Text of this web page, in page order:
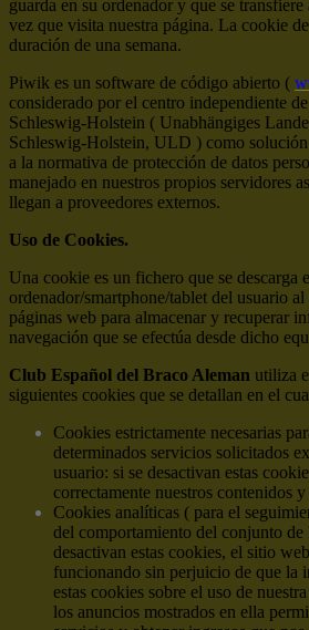
guarda en su ordenador y que se
vez que visita nuestra página. La cookie
duración de una semana.
Piwik es un software de código abierto (
considerado por el centro independiente
Schleswig-Holstein ( Unabhängiges
Schleswig-Holstein, ULD ) como
a la normativa de protección de datos
manejado en nuestros propios servidores
llegan a proveedores externos.
Uso de Cookies.
Una cookie es un fichero que se descarga
ordenador/smartphone/tablet del usuario al
páginas web para almacenar y recuperar
navegación que se efectúa desde dicho
Club Español del Braco Aleman utiliza
siguientes cookies que se detallan en el
Cookies estrictamente necesarias
determinados servicios solicitados
usuario: si se desactivan estas
correctamente nuestros contenidos
Cookies analíticas ( para el
del comportamiento del conjunto de
desactivan estas cookies, el sitio
funcionando sin perjuicio de que la
estas cookies sobre el uso de
los anuncios mostrados en ella